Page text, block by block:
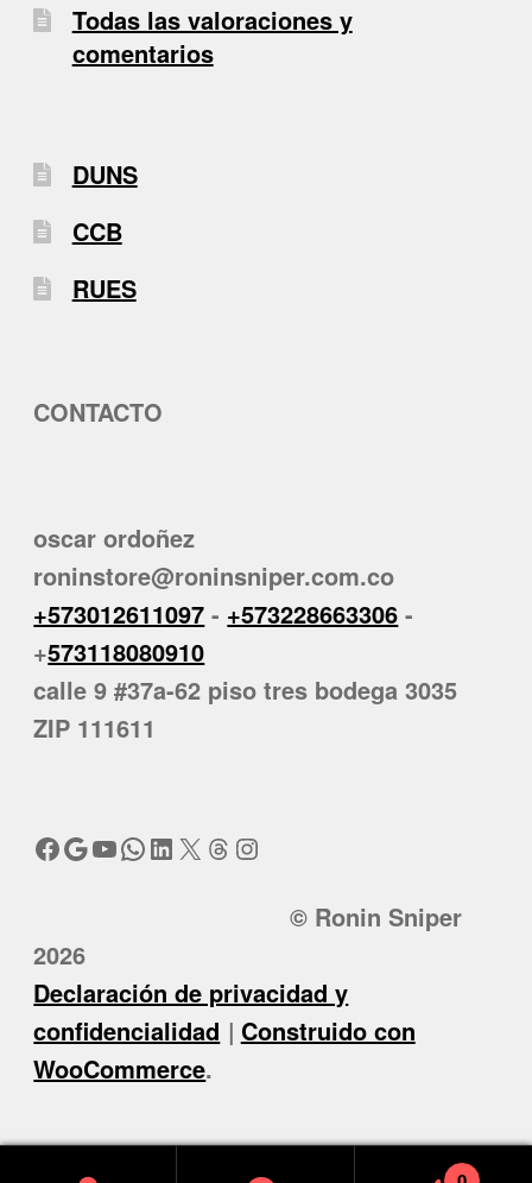
Todas las valoraciones y
comentarios
DUNS
CCB
RUES
CONTACTO
oscar ordoñez
roninstore@roninsniper.com.co
+573012611097 - +573228663306 -
+573118080910
calle 9 #37a-62 piso tres bodega 3035
ZIP 111611
Facebook
Google
YouTube
WhatsApp
LinkedIn
X Threads
Instagram
© Ronin Sniper
2026
Declaración de privacidad y
confidencialidad
Construido con
WooCommerce.